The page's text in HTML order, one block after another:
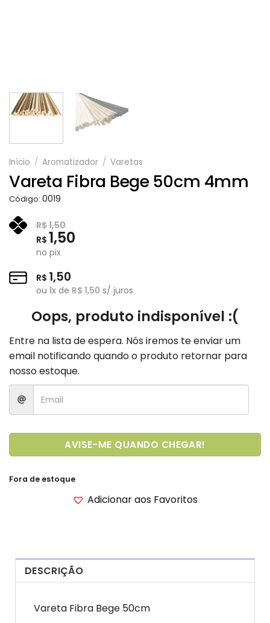
Início / Aromatizador / Varetas
Vareta Fibra Bege 50cm 4mm
Código: 0019
R$1,50
R$ 1,50
no pix
R$ 1,50
ou 1x de R$ 1,50 s/ juros
Oops, produto indisponível :(
Entre na lista de espera. Nós iremos te enviar um
email notificando quando o produto retornar para
nosso estoque.
AVISE-ME QUANDO CHEGAR!
Fora de estoque
Adicionar aos Favoritos
DESCRIÇÃO
Vareta Fibra Bege 50cm